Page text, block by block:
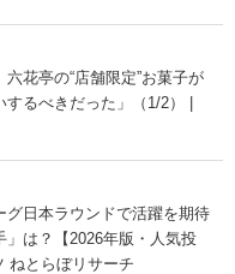
花亭の“店舗限定”お菓子が
るべきだった」（1/2） |
グ日本ラウンドで活躍を期待
」は？【2026年版・人気投
ねとらぼリサーチ